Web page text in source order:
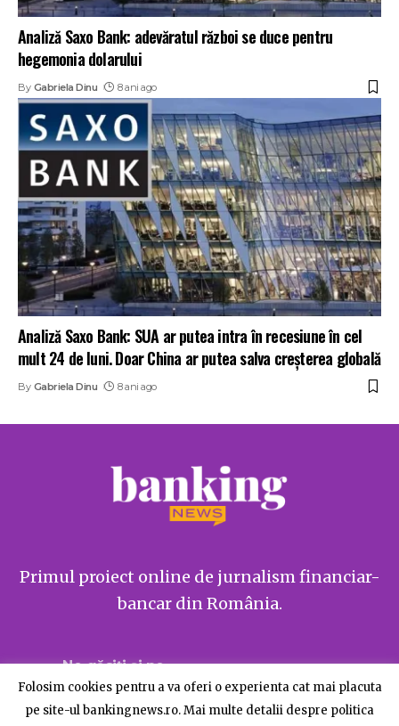
Analiză Saxo Bank: adevăratul război se duce pentru
hegemonia dolarului
By Gabriela Dinu 8 ani ago
Analiză Saxo Bank: SUA ar putea intra în recesiune în cel
mult 24 de luni. Doar China ar putea salva creșterea globală
By Gabriela Dinu 8 ani ago
Primul proiect online de jurnalism financiar-
bancar din România.
Ne găsiți și pe
Folosim cookies pentru a va oferi o experienta cat mai placuta
pe site-ul bankingnews.ro. Mai multe detalii despre politica